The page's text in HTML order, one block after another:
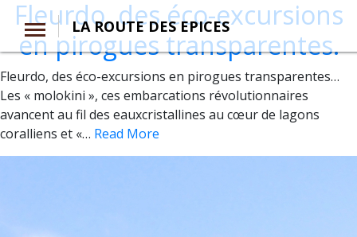
LA ROUTE DES EPICES
Fleurdo, des éco-excursions
en pirogues transparentes.
Fleurdo, des éco-excursions en pirogues transparentes…
Les « molokini », ces embarcations révolutionnaires
avancent au fil des eauxcristallines au cœur de lagons
coralliens et «… Read More